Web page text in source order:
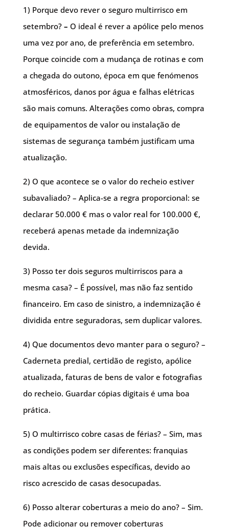
1) Porque devo rever o seguro multirrisco em
setembro?– O ideal é rever a apólice pelo menos
uma vez por ano, de preferência em setembro.
Porque coincide com a mudança de rotinas e com
a chegada do outono, época em que fenómenos
atmosféricos, danos por água e falhas elétricas
são mais comuns. Alterações como obras, compra
de equipamentos de valor ou instalação de
sistemas de segurança também justificam uma
atualização.
2) O que acontece se o valor do recheio estiver
subavaliado? – Aplica-se a regra proporcional: se
declarar 50.000 € mas o valor real for 100.000 €,
receberá apenas metade da indemnização
devida.
3) Posso ter dois seguros multirriscos para a
mesma casa? – É possível, mas não faz sentido
financeiro. Em caso de sinistro, a indemnização é
dividida entre seguradoras, sem duplicar valores.
4) Que documentos devo manter para o seguro? –
Caderneta predial, certidão de registo, apólice
atualizada, faturas de bens de valor e fotografias
do recheio. Guardar cópias digitais é uma boa
prática.
5) O multirrisco cobre casas de férias? – Sim, mas
as condições podem ser diferentes: franquias
mais altas ou exclusões específicas, devido ao
risco acrescido de casas desocupadas.
6) Posso alterar coberturas a meio do ano? – Sim.
Pode adicionar ou remover coberturas